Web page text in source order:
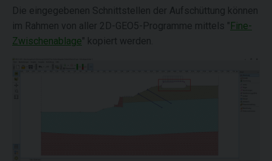
Die eingegebenen Schnittstellen der Aufschüttung können
im Rahmen von aller 2D-GEO5-Programme mittels "Fine-
Zwischenablage" kopiert werden.